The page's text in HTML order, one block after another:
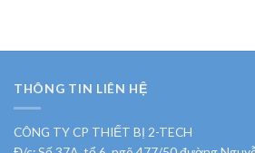
THÔNG TIN LIÊN HỆ
CÔNG TY CP THIẾT BỊ 2-TECH